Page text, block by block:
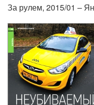
За рулем, 2015/01 –